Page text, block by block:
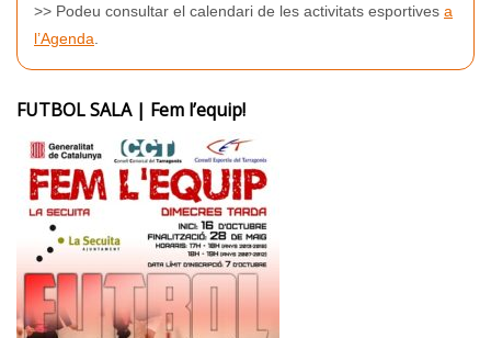
>> Podeu consultar el calendari de les activitats esportives a
l’Agenda
FUTBOL SALA | Fem l’equip!